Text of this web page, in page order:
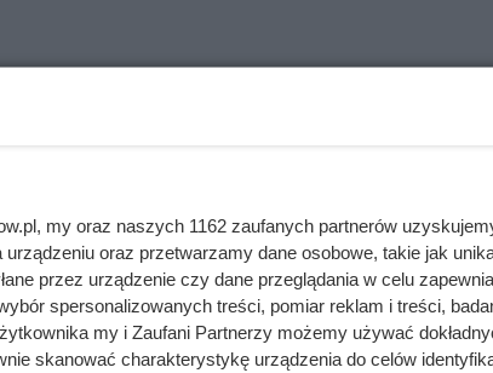
jego ojciec Thorvald został skazany na wygnanie za
Islandii. Młody Eryk poszedł w ślady ojca i również za
Norwegii, i został zmuszony do płynięcia
dobrej pogodzie można było zobaczyć Grenlandię z
około 300 km Eryk Rudy dotarł do Grenlandii.
nie wie. Albo w tamtych czasach klimat był
po trzech latach otrzymał prawo powrotu do
my oraz naszych 1162 zaufanych partnerów
oraz przetwarzamy dane osobowe, takie jak
przez urządzenie czy dane przeglądania w celu
spersonalizowanych treści, pomiar reklam i treści,
my i Zaufani Partnerzy możemy używać
skanować charakterystykę urządzenia do celów